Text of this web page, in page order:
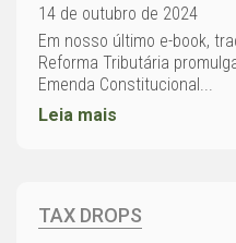
14 de outubro de 2024
Em nosso último e-book,
Reforma Tributária
Emenda Constitucional...
Leia mais
TAX DROPS